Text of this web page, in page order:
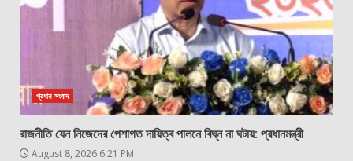
প্রধান সংবাদ
রাজনীতি যেন নিজেদের পেশাগত দায়িত্ব পালনে বিঘ্ন না ঘটায়: প্রধানমন্ত্রী
August 8, 2026 6:21 PM